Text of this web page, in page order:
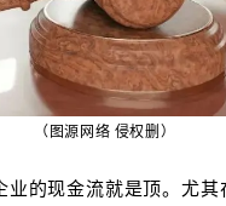
（图源网络 侵权删）
的现金流就是顶。尤